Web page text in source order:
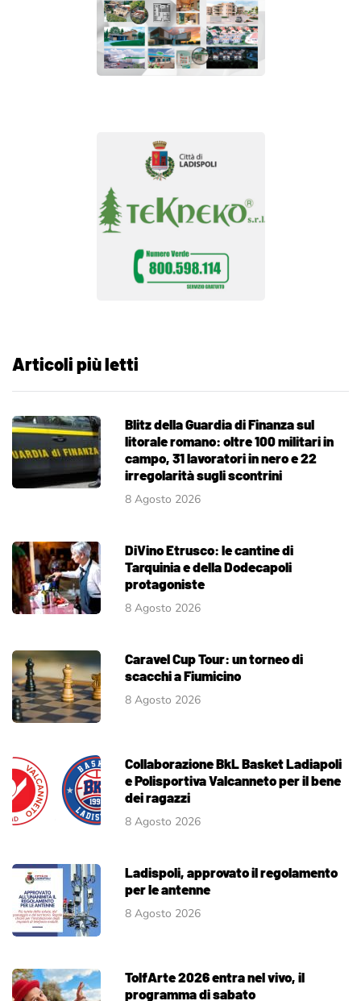
Articoli più letti
Blitz della Guardia di Finanza sul
litorale romano: oltre 100 militari in
campo, 31 lavoratori in nero e 22
irregolarità sugli scontrini
8 Agosto 2026
DiVino Etrusco: le cantine di
Tarquinia e della Dodecapoli
protagoniste
8 Agosto 2026
Caravel Cup Tour: un torneo di
scacchi a Fiumicino
8 Agosto 2026
Collaborazione BkL Basket Ladiapoli
e Polisportiva Valcanneto per il bene
dei ragazzi
8 Agosto 2026
Ladispoli, approvato il regolamento
per le antenne
8 Agosto 2026
TolfArte 2026 entra nel vivo, il
programma di sabato